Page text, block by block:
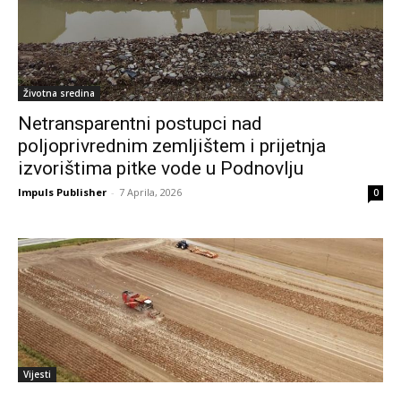
Životna sredina
Netransparentni postupci nad
poljoprivrednim zemljištem i prijetnja
izvorištima pitke vode u Podnovlju
Impuls Publisher - 7 Aprila, 2026 0
Vijesti